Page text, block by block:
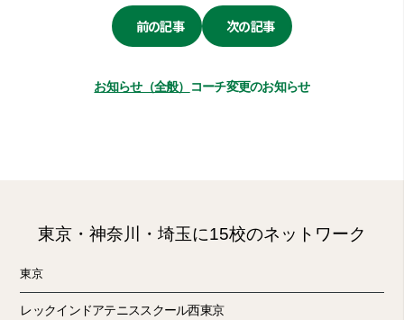
前の記事 次の記事
お知らせ（全般） コーチ変更のお知らせ
東京・神奈川・埼玉に15校のネットワーク
東京
レックインドアテニススクール西東京